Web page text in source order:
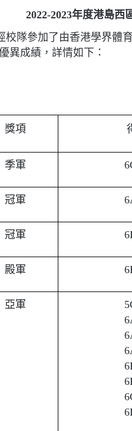
2022-2023年度港島西
校隊參加了由香港學界體
異成績，詳情如下：
獎項
季軍
冠軍
冠軍
殿軍
亞軍